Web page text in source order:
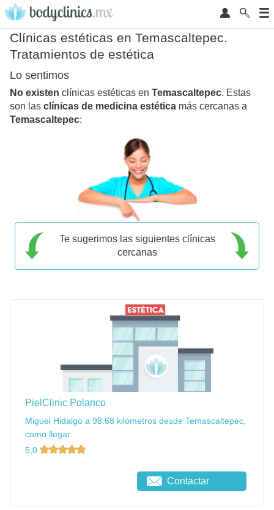
Clínicas estéticas en Temascaltepec.
Tratamientos de estética
Lo sentimos
No existen clínicas estéticas en Temascaltepec. Estas
son las clínicas de medicina estética más cercanas a
Temascaltepec:
Te sugerimos las siguientes clínicas
cercanas
PielClinic Polanco
Miguel Hidalgo a 98.68 kilómetros desde Temascaltepec,
como llegar
5,0
Contactar